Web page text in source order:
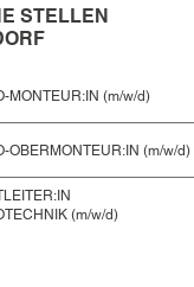
STELLEN
MONTEUR:IN (m/w/d)
OBERMONTEUR:IN (m/w/d)
(m/w/d)